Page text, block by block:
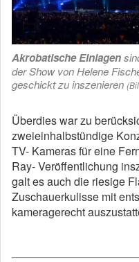
Akrobatische Einlagen
der Show von Helene
geschickt zu inszenieren
Überdies war zu
zweieinhalbstündige
TV- Kameras für eine
Ray- Veröffentlichung
galt es auch die riesige
Zuschauerkulisse mit
kameragerecht